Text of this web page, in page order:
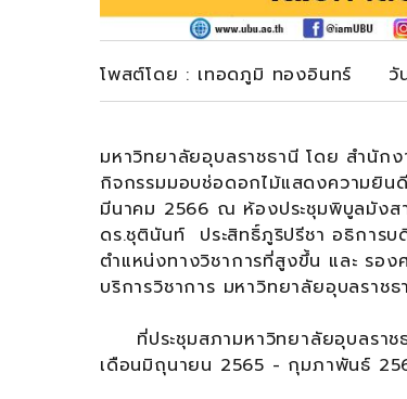
โพสต์โดย : เทอดภูมิ ทองอินทร์ วั
มหาวิทยาลัยอุบลราชธานี โดย สำนัก
กิจกรรมมอบช่อดอกไม้แสดงความยิน
มีนาคม 2566 ณ ห้องประชุมพิบูลมังส
ดร.ชุตินันท์ ประสิทธิ์ภูริปรีชา อธิการบ
ตำแหน่งทางวิชาการที่สูงขึ้น และ รอ
บริการวิชาการ มหาวิทยาลัยอุบลราช
ที่ประชุมสภามหาวิทยาลัยอุบลราชธ
เดือนมิถุนายน 2565 - กุมภาพันธ์